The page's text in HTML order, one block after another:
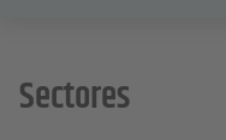
Sectores